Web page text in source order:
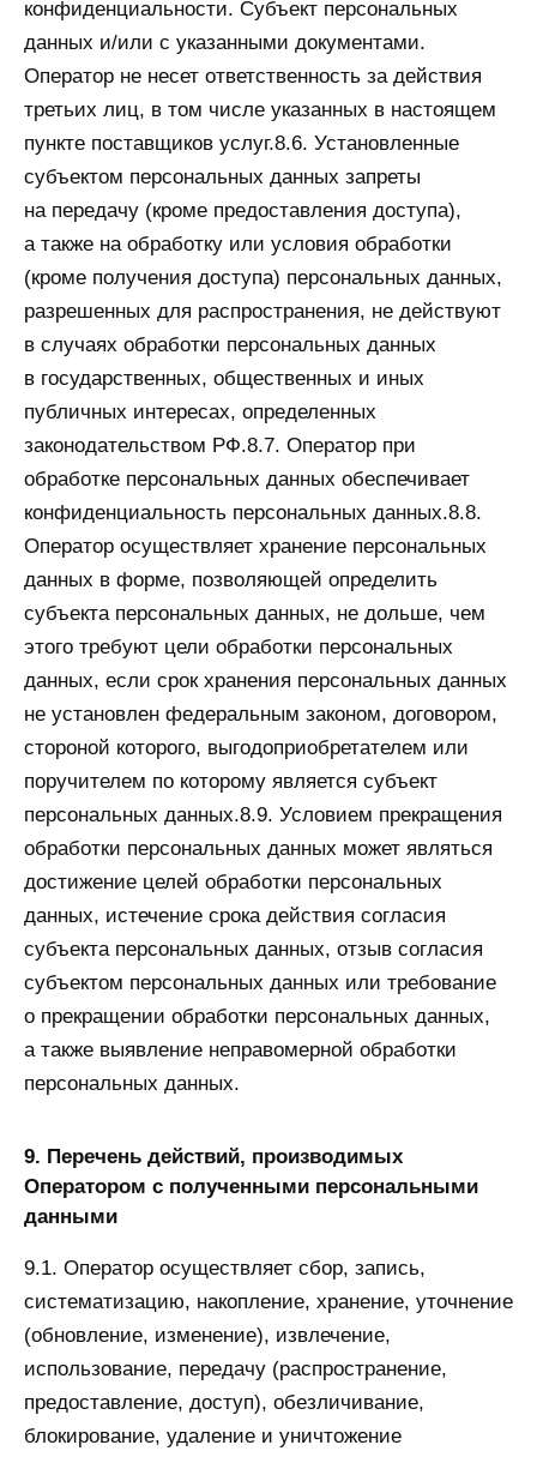
конфиденциальности. Субъект персональных
данных и/или с указанными документами.
Оператор не несет ответственность за действия
третьих лиц, в том числе указанных в настоящем
пункте поставщиков услуг.8.6. Установленные
субъектом персональных данных запреты
на передачу (кроме предоставления доступа),
а также на обработку или условия обработки
(кроме получения доступа) персональных данных,
разрешенных для распространения, не действуют
в случаях обработки персональных данных
в государственных, общественных и иных
публичных интересах, определенных
законодательством РФ.8.7. Оператор при
обработке персональных данных обеспечивает
конфиденциальность персональных данных.8.8.
Оператор осуществляет хранение персональных
данных в форме, позволяющей определить
субъекта персональных данных, не дольше, чем
этого требуют цели обработки персональных
данных, если срок хранения персональных данных
не установлен федеральным законом, договором,
стороной которого, выгодоприобретателем или
поручителем по которому является субъект
персональных данных.8.9. Условием прекращения
обработки персональных данных может являться
достижение целей обработки персональных
данных, истечение срока действия согласия
субъекта персональных данных, отзыв согласия
субъектом персональных данных или требование
о прекращении обработки персональных данных,
а также выявление неправомерной обработки
персональных данных.
9. Перечень действий, производимых
Оператором с полученными персональными
данными
9.1. Оператор осуществляет сбор, запись,
систематизацию, накопление, хранение, уточнение
(обновление, изменение), извлечение,
использование, передачу (распространение,
предоставление, доступ), обезличивание,
блокирование, удаление и уничтожение